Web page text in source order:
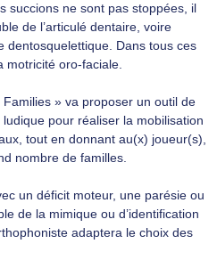
succions ne sont pas stoppées, il
de l’articulé dentaire, voire
dentosquelettique. Dans tous ces
motricité oro-faciale.
» va proposer un outil de
pour réaliser la mobilisation
tout en donnant au(x) joueur(s),
nombre de familles.
un déficit moteur, une parésie ou
de la mimique ou d’identification
adaptera le choix des